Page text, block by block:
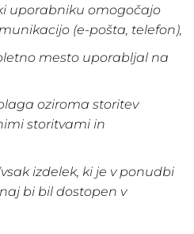
uporabniku omogočajo
(e-pošta, telefon),
mesto uporabljal na
oziroma storitev
storitvami in
izdelek, ki je v ponudbi
bi bil dostopen v